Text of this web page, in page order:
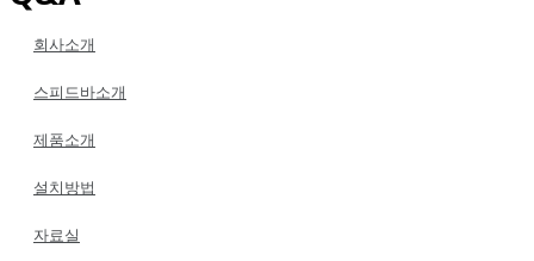
회사소개
스피드바소개
제품소개
설치방법
자료실